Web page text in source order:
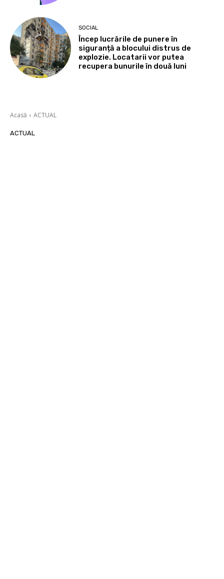
SOCIAL
Încep lucrările de punere în
siguranță a blocului distrus de
explozie. Locatarii vor putea
recupera bunurile în două luni